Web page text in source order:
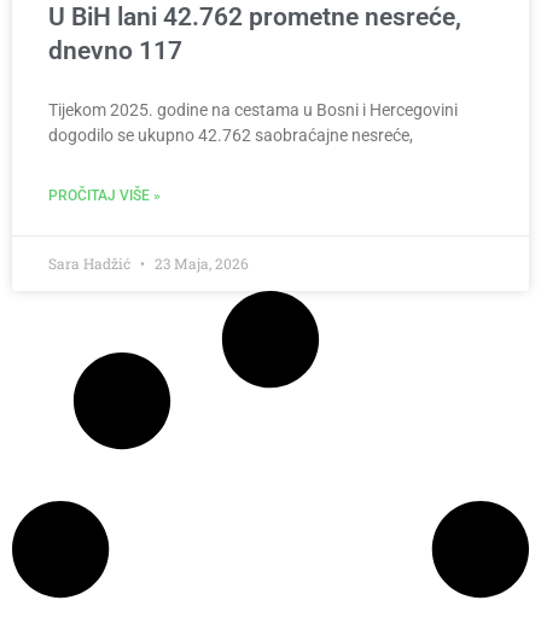
U BiH lani 42.762 prometne nesreće,
dnevno 117
Tijekom 2025. godine na cestama u Bosni i Hercegovini
dogodilo se ukupno 42.762 saobraćajne nesreće,
PROČITAJ VIŠE »
Sara Hadžić 23 Maja, 2026